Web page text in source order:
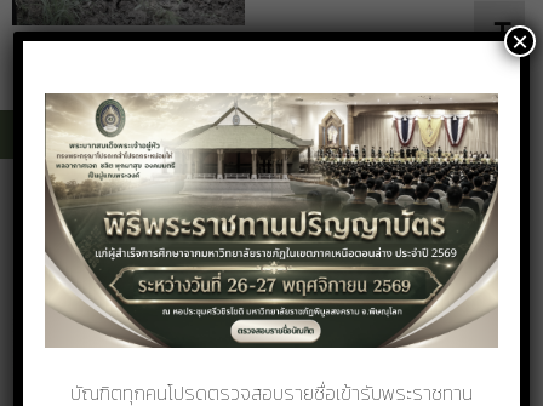
Toggle
ศูนย์เฝ้าระวังคุณภาพอากาศ
Air Quality Information Center, AQIC
บัณฑิตทุกคนโปรดตรวจสอบรายชื่อเข้ารับพระราชทาน
×